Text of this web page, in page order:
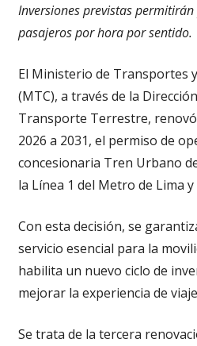
Inversiones previstas
pasajeros por hora por sentido.
El Ministerio de Transportes
(MTC), a través de la
Transporte Terrestre,
2026 a 2031, el permiso de
concesionaria Tren Urbano
la Línea 1 del Metro de Lima y
Con esta decisión, se
servicio esencial para la
habilita un nuevo ciclo de
mejorar la experiencia de
Se trata de la tercera